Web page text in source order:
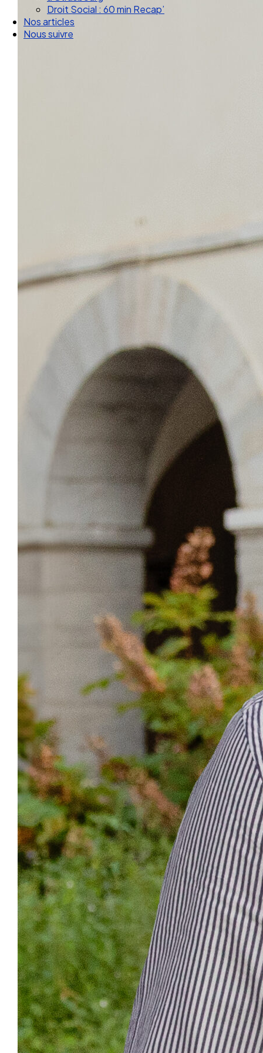
Droit Social : 60 min Recap’
Nos articles
Nous suivre